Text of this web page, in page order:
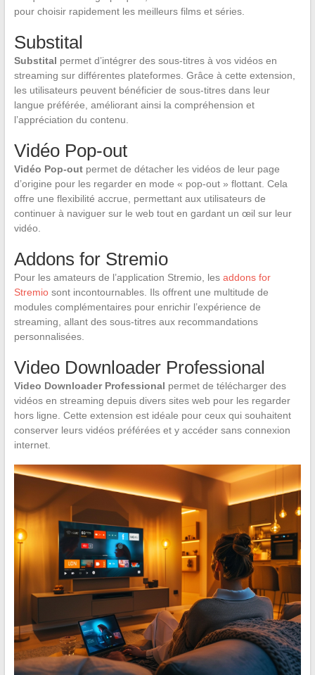
pour choisir rapidement les meilleurs films et séries.
Substital
Substital permet d’intégrer des sous-titres à vos vidéos en
streaming sur différentes plateformes. Grâce à cette extension,
les utilisateurs peuvent bénéficier de sous-titres dans leur
langue préférée, améliorant ainsi la compréhension et
l’appréciation du contenu.
Vidéo Pop-out
Vidéo Pop-outpermet de détacher les vidéos de leur page
d’origine pour les regarder en mode « pop-out » flottant. Cela
offre une flexibilité accrue, permettant aux utilisateurs de
continuer à naviguer sur le web tout en gardant un œil sur leur
vidéo.
Addons for Stremio
Pour les amateurs de l’application Stremio, les addons for
Stremiosont incontournables. Ils offrent une multitude de
modules complémentaires pour enrichir l’expérience de
streaming, allant des sous-titres aux recommandations
personnalisées.
Video Downloader Professional
Video Downloader Professional permet de télécharger des
vidéos en streaming depuis divers sites web pour les regarder
hors ligne. Cette extension est idéale pour ceux qui souhaitent
conserver leurs vidéos préférées et y accéder sans connexion
internet.